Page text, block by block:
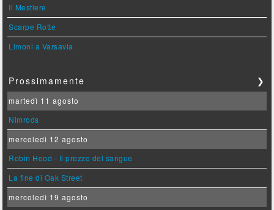
Il Mestiere
Scarpe Rotte
Limoni a Varsavia
Prossimamente ❯
martedì 11 agosto
Nimrods
mercoledì 12 agosto
Robin Hood - Il prezzo del sangue
La fine di Oak Street
mercoledì 19 agosto